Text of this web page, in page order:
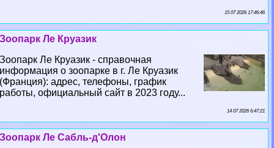
15 07 2026 17:46:46
Зоопарк Ле Круазик
Зоопарк Ле Круазик - справочная
информация о зоопарке в г. Ле Круазик
(Франция): адрес, телефоны, график
работы, официальный сайт в 2023 году...
14 07 2026 6:47:21
Зоопарк Ле Сабль-д'Олон